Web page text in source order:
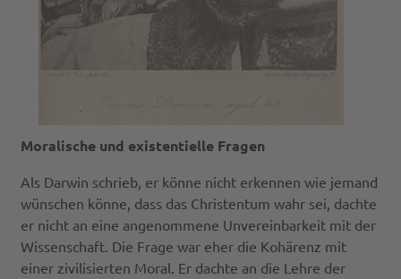
Moralische und existentielle Fragen
Als Darwin schrieb, er könne nicht erkennen wie jemand
wünschen könne, dass das Christentum wahr sei, dachte
er nicht an eine angenommene Unvereinbarkeit mit der
Wissenschaft. Die Frage war eher die Kohärenz mit
einer zivilisierten Moral. Er dachte an die Lehre der